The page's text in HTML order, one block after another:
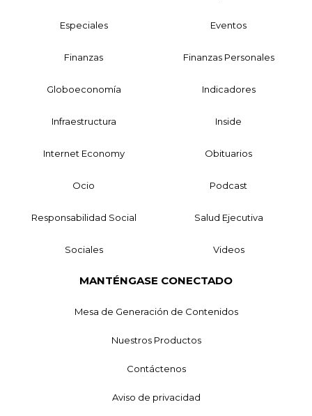
Especiales Eventos
Finanzas Finanzas Personales
Globoeconomía Indicadores
Infraestructura Inside
Internet Economy Obituarios
Ocio Podcast
Responsabilidad Social Salud Ejecutiva
Sociales Videos
MANTÉNGASE CONECTADO
Mesa de Generación de Contenidos
Nuestros Productos
Contáctenos
Aviso de privacidad